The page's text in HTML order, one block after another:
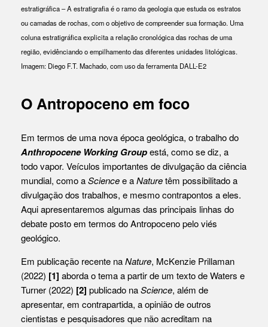
estratigráfica – A estratigrafia é o ramo da geologia que estuda os estratos
ou camadas de rochas, com o objetivo de compreender sua formação. Uma
coluna estratigráfica explicita a relação cronológica das rochas de uma
região, evidênciando o empilhamento das diferentes unidades litológicas.
Imagem: Diego F.T. Machado, com uso da ferramenta DALL-E2
O Antropoceno em foco
Em termos de uma nova época geológica, o trabalho do
Anthropocene Working Groupestá, como se diz, a
todo vapor. Veículos importantes de divulgação da ciência
mundial, como aSciencee aNaturetêm possibilitado a
divulgação dos trabalhos, e mesmo contrapontos a eles.
Aqui apresentaremos algumas das principais linhas do
debate posto em termos do Antropoceno pelo viés
geológico.
Em publicação recente naNature, McKenzie Prillaman
(2022) [1] aborda o tema a partir de um texto de Waters e
Turner (2022) [2] publicado naScience, além de
apresentar, em contrapartida, a opinião de outros
cientistas e pesquisadores que não acreditam na